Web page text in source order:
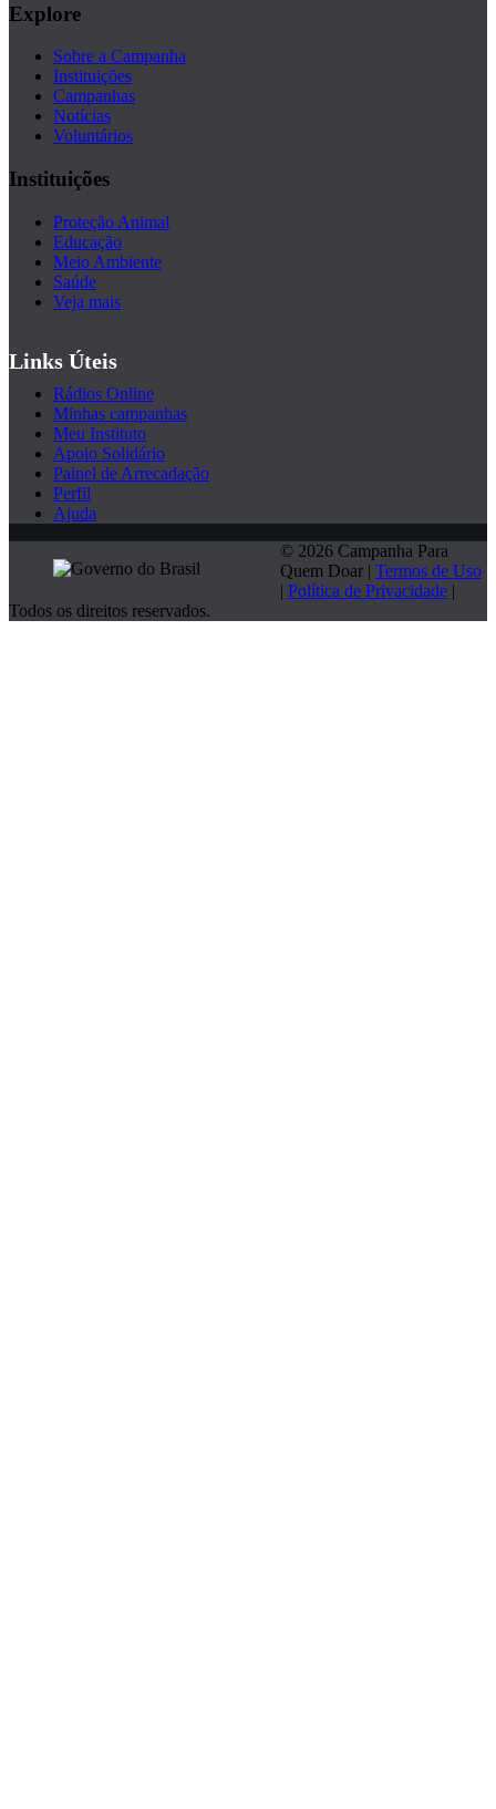
Explore
Sobre a Campanha
Instituições
Campanhas
Notícias
Voluntários
Instituições
Proteção Animal
Educação
Meio Ambiente
Saúde
Veja mais
Links Úteis
Rádios Online
Minhas campanhas
Meu Instituto
Apoio Solidário
Painel de Arrecadação
Perfil
Ajuda
© 2026 Campanha Para
Quem Doar | Termos de Uso
| Política de Privacidade |
Todos os direitos reservados.